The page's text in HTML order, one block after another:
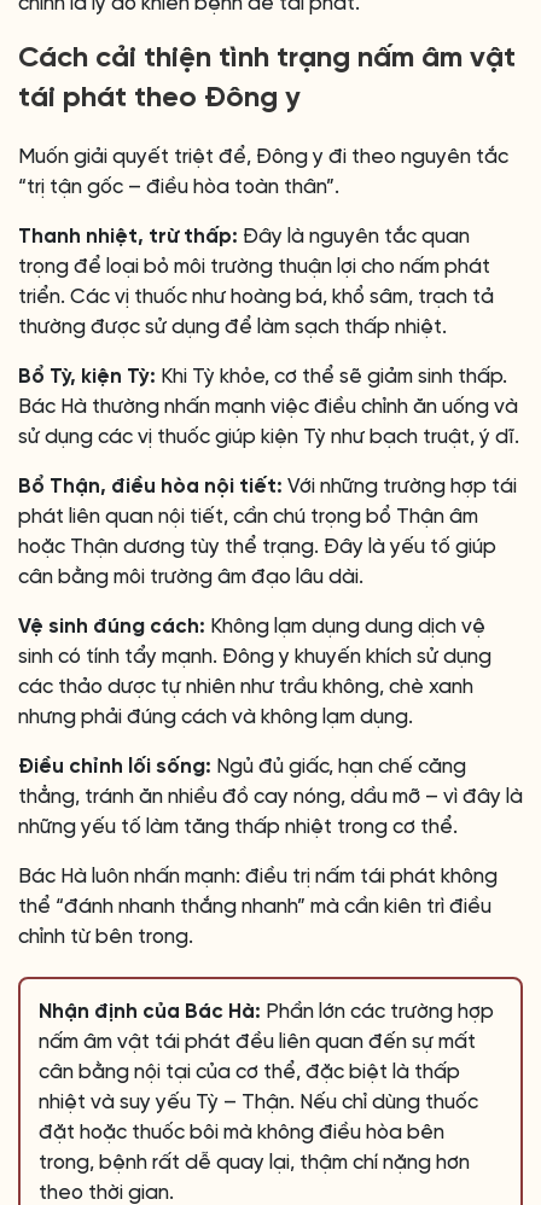
Cách cải thiện tình trạng nấm âm vật
tái phát theo Đông y
Muốn giải quyết triệt để, Đông y đi theo nguyên tắc
“trị tận gốc – điều hòa toàn thân”.
Thanh nhiệt, trừ thấp: Đây là nguyên tắc quan
trọng để loại bỏ môi trường thuận lợi cho nấm phát
triển. Các vị thuốc như hoàng bá, khổ sâm, trạch tả
thường được sử dụng để làm sạch thấp nhiệt.
Bổ Tỳ, kiện Tỳ: Khi Tỳ khỏe, cơ thể sẽ giảm sinh thấp.
Bác Hà thường nhấn mạnh việc điều chỉnh ăn uống và
sử dụng các vị thuốc giúp kiện Tỳ như bạch truật, ý dĩ.
Bổ Thận, điều hòa nội tiết: Với những trường hợp tái
phát liên quan nội tiết, cần chú trọng bổ Thận âm
hoặc Thận dương tùy thể trạng. Đây là yếu tố giúp
cân bằng môi trường âm đạo lâu dài.
Vệ sinh đúng cách: Không lạm dụng dung dịch vệ
sinh có tính tẩy mạnh. Đông y khuyến khích sử dụng
các thảo dược tự nhiên như trầu không, chè xanh
nhưng phải đúng cách và không lạm dụng.
Điều chỉnh lối sống: Ngủ đủ giấc, hạn chế căng
thẳng, tránh ăn nhiều đồ cay nóng, dầu mỡ – vì đây là
những yếu tố làm tăng thấp nhiệt trong cơ thể.
Bác Hà luôn nhấn mạnh: điều trị nấm tái phát không
thể “đánh nhanh thắng nhanh” mà cần kiên trì điều
chỉnh từ bên trong.
Nhận định của Bác Hà: Phần lớn các trường hợp
nấm âm vật tái phát đều liên quan đến sự mất
cân bằng nội tại của cơ thể, đặc biệt là thấp
nhiệt và suy yếu Tỳ – Thận. Nếu chỉ dùng thuốc
đặt hoặc thuốc bôi mà không điều hòa bên
trong, bệnh rất dễ quay lại, thậm chí nặng hơn
theo thời gian.